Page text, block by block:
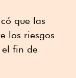
que las
los riesgos
fin de